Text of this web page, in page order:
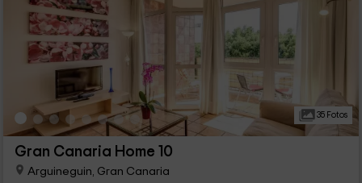
35 Fotos
Gran Canaria Home 10
Arguineguin, Gran Canaria